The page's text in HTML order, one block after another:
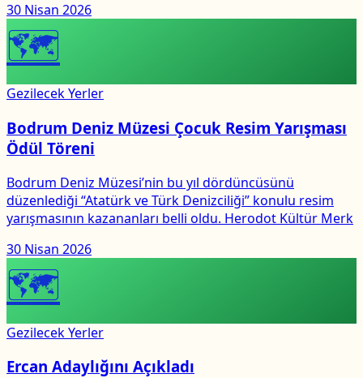
30 Nisan 2026
🗺
Gezilecek Yerler
Bodrum Deniz Müzesi Çocuk Resim Yarışması
Ödül Töreni
Bodrum Deniz Müzesi’nin bu yıl dördüncüsünü
düzenlediği “Atatürk ve Türk Denizciliği” konulu resim
yarışmasının kazananları belli oldu. Herodot Kültür Merk
30 Nisan 2026
🗺
Gezilecek Yerler
Ercan Adaylığını Açıkladı